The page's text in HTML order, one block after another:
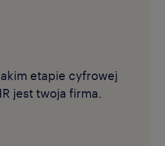
etapie cyfrowej
jest twoja firma.